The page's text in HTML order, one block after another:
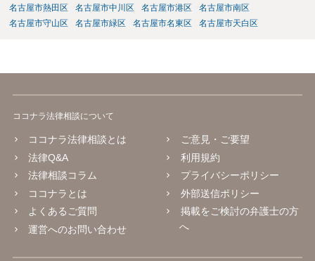
名古屋市熱田区
名古屋市中川区 名古屋市港区
名古屋市南区
名古屋市守山区
名古屋市緑区 名古屋市名東区 名古屋市天白区
ココナラ法律相談について
ココナラ法律相談とは
法律Q&A
法律相談コラム
ココナラとは
よくあるご質問
運営へのお問い合わせ
ご意見・ご要望
利用規約
プライバシーポリシー
外部送信ポリシー
掲載をご検討の弁護士の方
へ